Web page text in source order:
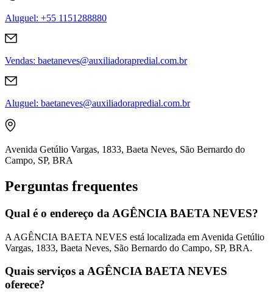
Aluguel: +55 1151288880
Vendas: baetaneves@auxiliadorapredial.com.br
Aluguel: baetaneves@auxiliadorapredial.com.br
Avenida Getúlio Vargas, 1833, Baeta Neves, São Bernardo do
Campo, SP, BRA
Perguntas frequentes
Qual é o endereço da ​AGÊNCIA BAETA NEVES?
A ​AGÊNCIA BAETA NEVES está localizada em Avenida Getúlio
Vargas, 1833, Baeta Neves, São Bernardo do Campo, SP, BRA.
Quais serviços a ​AGÊNCIA BAETA NEVES
oferece?